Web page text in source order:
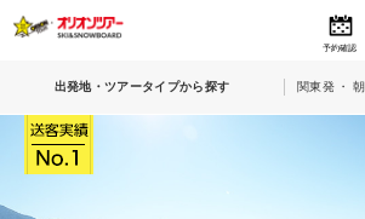
予約確認
出発地・ツアータイプから探す